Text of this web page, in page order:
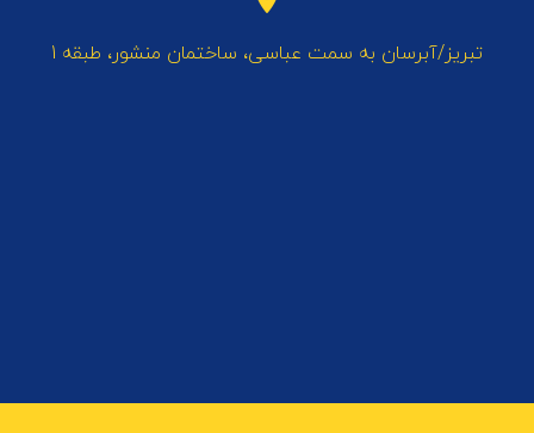
تبریز/آبرسان به سمت عباسی، ساختمان منشور، طبقه 1